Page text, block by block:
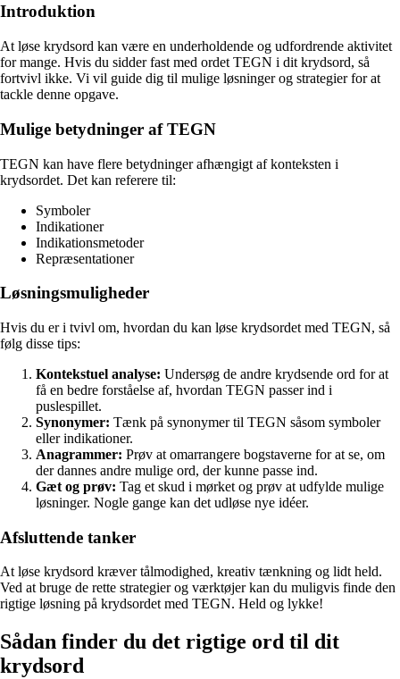
Introduktion
At løse krydsord kan være en underholdende og udfordrende aktivitet
for mange. Hvis du sidder fast med ordet TEGN i dit krydsord, så
fortvivl ikke. Vi vil guide dig til mulige løsninger og strategier for at
tackle denne opgave.
Mulige betydninger af TEGN
TEGN kan have flere betydninger afhængigt af konteksten i
krydsordet. Det kan referere til:
Symboler
Indikationer
Indikationsmetoder
Repræsentationer
Løsningsmuligheder
Hvis du er i tvivl om, hvordan du kan løse krydsordet med TEGN, så
følg disse tips:
Kontekstuel analyse: Undersøg de andre krydsende ord for at
få en bedre forståelse af, hvordan TEGN passer ind i
puslespillet.
Synonymer: Tænk på synonymer til TEGN såsom symboler
eller indikationer.
Anagrammer: Prøv at omarrangere bogstaverne for at se, om
der dannes andre mulige ord, der kunne passe ind.
Gæt og prøv: Tag et skud i mørket og prøv at udfylde mulige
løsninger. Nogle gange kan det udløse nye idéer.
Afsluttende tanker
At løse krydsord kræver tålmodighed, kreativ tænkning og lidt held.
Ved at bruge de rette strategier og værktøjer kan du muligvis finde den
rigtige løsning på krydsordet med TEGN. Held og lykke!
Sådan finder du det rigtige ord til dit
krydsord